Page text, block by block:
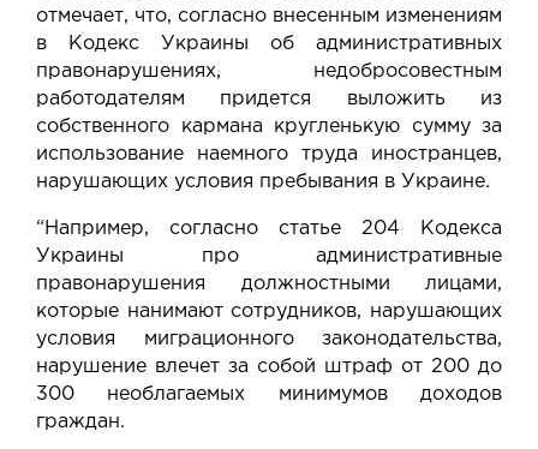
отмечает, что, согласно внесенным изменениям
в Кодекс Украины об административных
правонарушениях, недобросовестным
работодателям придется выложить из
собственного кармана кругленькую сумму за
использование наемного труда иностранцев,
нарушающих условия пребывания в Украине.
“Например, согласно статье 204 Кодекса
Украины про административные
правонарушения должностными лицами,
которые нанимают сотрудников, нарушающих
условия миграционного законодательства,
нарушение влечет за собой штраф от 200 до
300 необлагаемых минимумов доходов
граждан.